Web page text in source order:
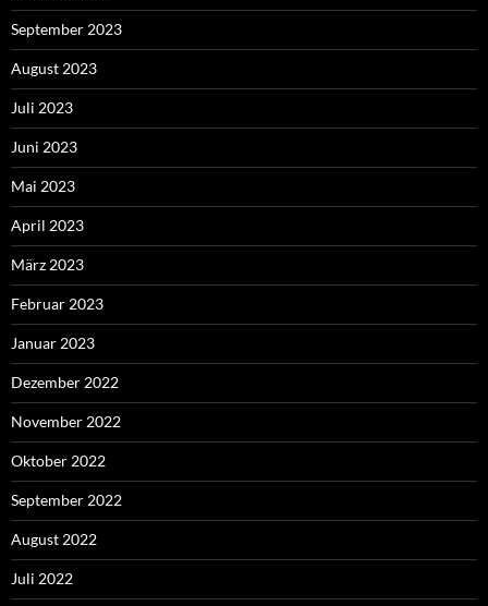
September 2023
August 2023
Juli 2023
Juni 2023
Mai 2023
April 2023
März 2023
Februar 2023
Januar 2023
Dezember 2022
November 2022
Oktober 2022
September 2022
August 2022
Juli 2022